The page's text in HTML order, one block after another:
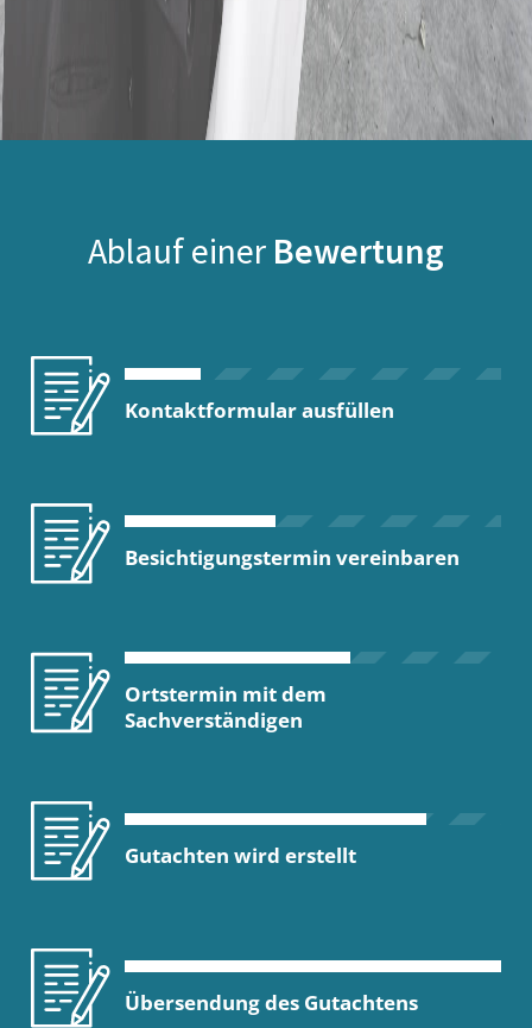
Ablauf einer Bewertung
Kontaktformular ausfüllen
Besichtigungstermin vereinbaren
Ortstermin mit dem
Sachverständigen
Gutachten wird erstellt
Übersendung des Gutachtens